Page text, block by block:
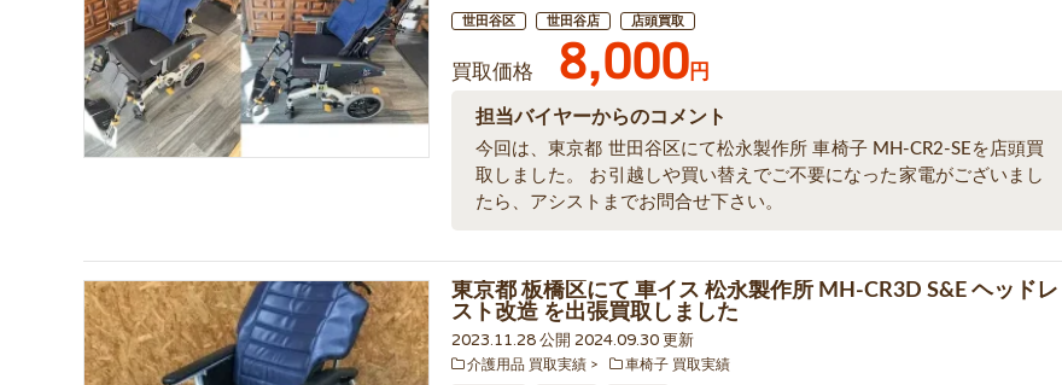
世田谷区 世田谷店 店頭買取
買取価格 8,000円
担当バイヤーからのコメント
今回は、東京都 世田谷区にて松永製作所 車椅子 MH-CR2-SEを店頭買
取しました。 お引越しや買い替えでご不要になった家電がございまし
たら、アシストまでお問合せ下さい。
東京都 板橋区にて 車イス 松永製作所 MH-CR3D S&E ヘッドレ
スト改造 を出張買取しました
2023.11.28 公開 2024.09.30 更新
介護用品 買取実績 車椅子 買取実績